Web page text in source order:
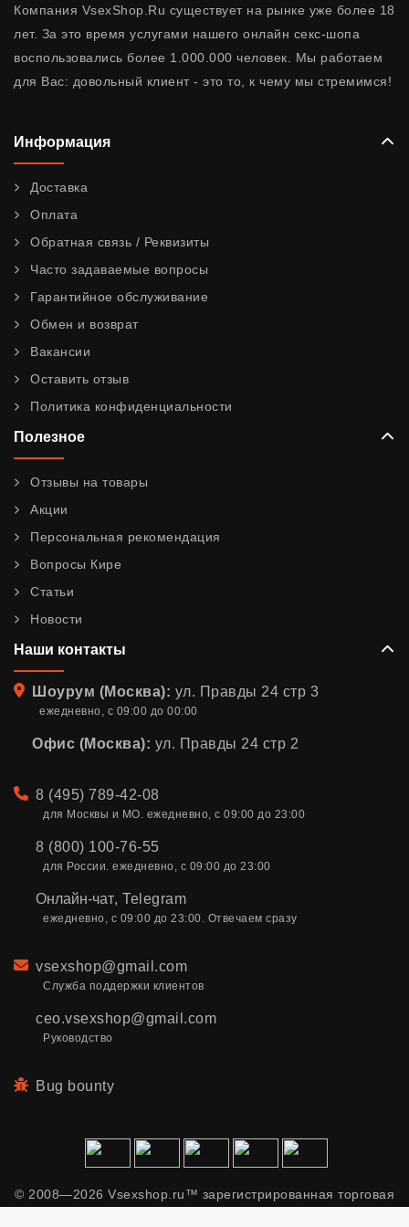
Компания VsexShop.Ru существует на рынке уже более 18
лет. За это время услугами нашего онлайн секс-шопа
воспользовались более 1.000.000 человек. Мы работаем
для Вас: довольный клиент - это то, к чему мы стремимся!
Информация
Доставка
Оплата
Обратная связь / Реквизиты
Часто задаваемые вопросы
Гарантийное обслуживание
Обмен и возврат
Вакансии
Оставить отзыв
Политика конфиденциальности
Полезное
Отзывы на товары
Акции
Персональная рекомендация
Вопросы Кире
Статьи
Новости
Наши контакты
Адрес
Шоурум (Москва): ул. Правды 24 стр 3
ежедневно, с 09:00 до 00:00
Офис (Москва): ул. Правды 24 стр 2
Телефон
8 (495) 789-42-08
для Москвы и МО. ежедневно, с 09:00 до 23:00
8 (800) 100-76-55
для России. ежедневно, с 09:00 до 23:00
Онлайн-чат, Telegram
ежедневно, с 09:00 до 23:00. Отвечаем сразу
Email
vsexshop@gmail.com
Служба поддержки клиентов
ceo.vsexshop@gmail.com
Руководство
Bug bounty
© 2008—2026 Vsexshop.ru™ зарегистрированная торговая